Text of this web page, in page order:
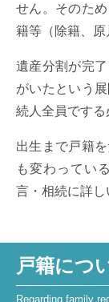
せん。そのた
籍等（除籍、原
遺産分割が完
がいたという
続人全員でする
出生まで戸籍
も変わってい
言・相続に詳し
戸籍につ